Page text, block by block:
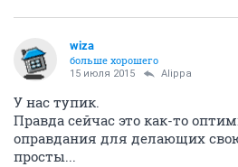
wiza
больше хорошего
15 июля 2015 Alippa
У нас тупик.
Правда сейчас это как-то
оправдания для делающих
просты...